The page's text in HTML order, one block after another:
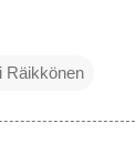
Räikkönen